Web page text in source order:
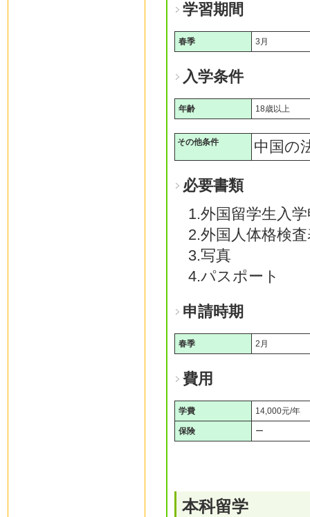
学習期間
春季 3月
入学条件
年齢 18歳以上
その他条件 中国の
必要書類
1.外国留学生入
2.外国人体格検
3.写真
4.パスポート
申請時期
春季 2月
費用
学費 14,000元/年
保険 ー
本科留学